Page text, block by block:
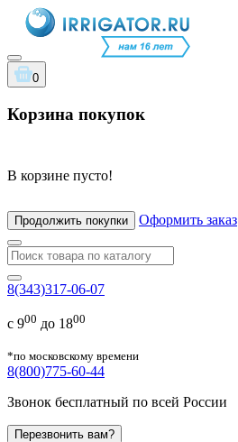
0
Корзина покупок
В корзине пусто!
Продолжить покупки Оформить заказ
8(343)317-06-07
с 900 до 1800
*по московскому времени
8(800)775-60-44
Звонок бесплатный по всей России
Перезвонить вам?